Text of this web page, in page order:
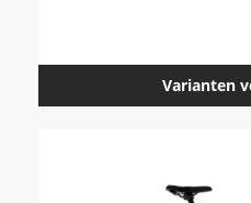
Varianten